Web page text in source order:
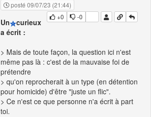
posté 09/07/23 (21:44)
+0
-0
Un
curieux
a écrit :
> Mais de toute façon, la question ici n'est
même pas là : c'est de la mauvaise foi de
prétendre
> qu'on reprocherait à un type (en détention
pour homicide) d'être "juste un flic".
> Ce n'est ce que personne n'a écrit à part
toi.